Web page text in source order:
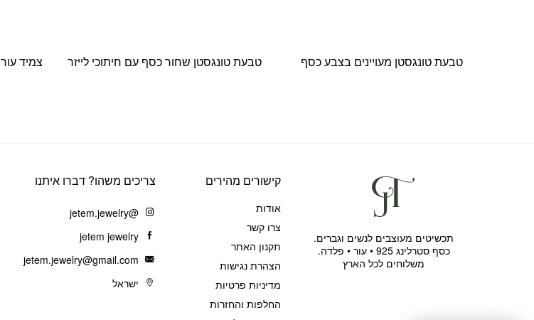
טבעת טונגסטן מעויינים בצבע כסף טבעת טונגסטן שחור כסף עם חיתוכי לייזר
קישורים מהירים
אודות
צרו קשר
תקנון האתר
הצהרת נגישות
מדיניות פרטיות
החלפות והחזרות
צריכים משהו? דברו איתנו
@jetem.jewelry
jetem jewelry
jetem.jewelry@gmail.com
ישראל
תכשיטים מעוצבים לנשים וגברים.
כסף סטרלינג 925 • עור • פלדה.
משלוחים לכל הארץ